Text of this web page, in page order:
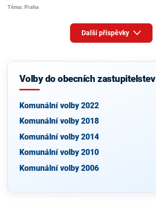
Téma: Praha
Další příspěvky
Volby do obecních zastupitelstev
Komunální volby 2022
Komunální volby 2018
Komunální volby 2014
Komunální volby 2010
Komunální volby 2006